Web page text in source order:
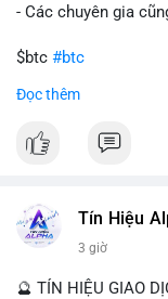
tâm lý ngắn hạn nếu
Lời khuyên cho nhà
hướng đi của dòng
rõ ràng về đích đến
#dongtienlon
- Các chuyên gia
$btc #btc
#vlikevn
📰 Nguồn: CoinDesk
Đọc thêm
Tín Hiệu
3 giờ
🔮 TÍN HIỆU GIAO